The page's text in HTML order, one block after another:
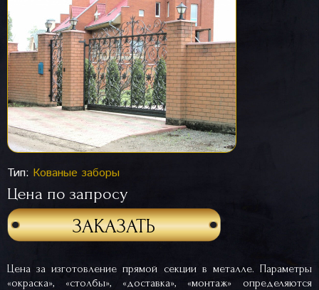
Тип: Кованые заборы
Цена по запросу
ЗАКАЗАТЬ
Цена за изготовление прямой секции в металле. Параметры
«окраска», «столбы», «доставка», «монтаж» определяются